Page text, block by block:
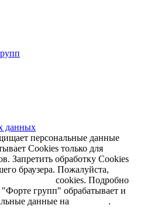
данных
персональные данные
Cookies только для
Запретить обработку Cookies
браузера. Пожалуйста,
cookies. Подробно
групп" обрабатывает и
данные на
.